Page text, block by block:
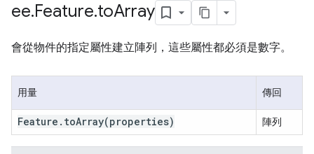
ee.Feature.toArray
會從物件的指定屬性建立陣列，這些屬性都必須是數字。
用量 傳回
Feature . toArray(properties) 陣列